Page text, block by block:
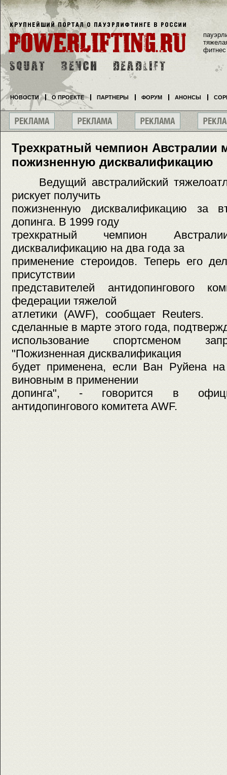
Трехкратный чемпион Австралии
пожизненную дисквалификацию
Ведущий австралийский
рискует получить
пожизненную дисквалификацию за
допинга. В 1999 году
трехкратный чемпион
дисквалификацию на два года за
применение стероидов. Теперь его
присутствии
представителей антидопингового
федерации тяжелой
атлетики (AWF), сообщает Reuters.
сделанные в марте этого года,
использование спортсменом
"Пожизненная дисквалификация
будет применена, если Ван Руйена
виновным в применении
допинга", - говорится в
антидопингового комитета AWF.
фитнес
НОВОСТИ О ПРОЕКТЕ ПАРТНЕРЫ ФОРУМ АНОНСЫ